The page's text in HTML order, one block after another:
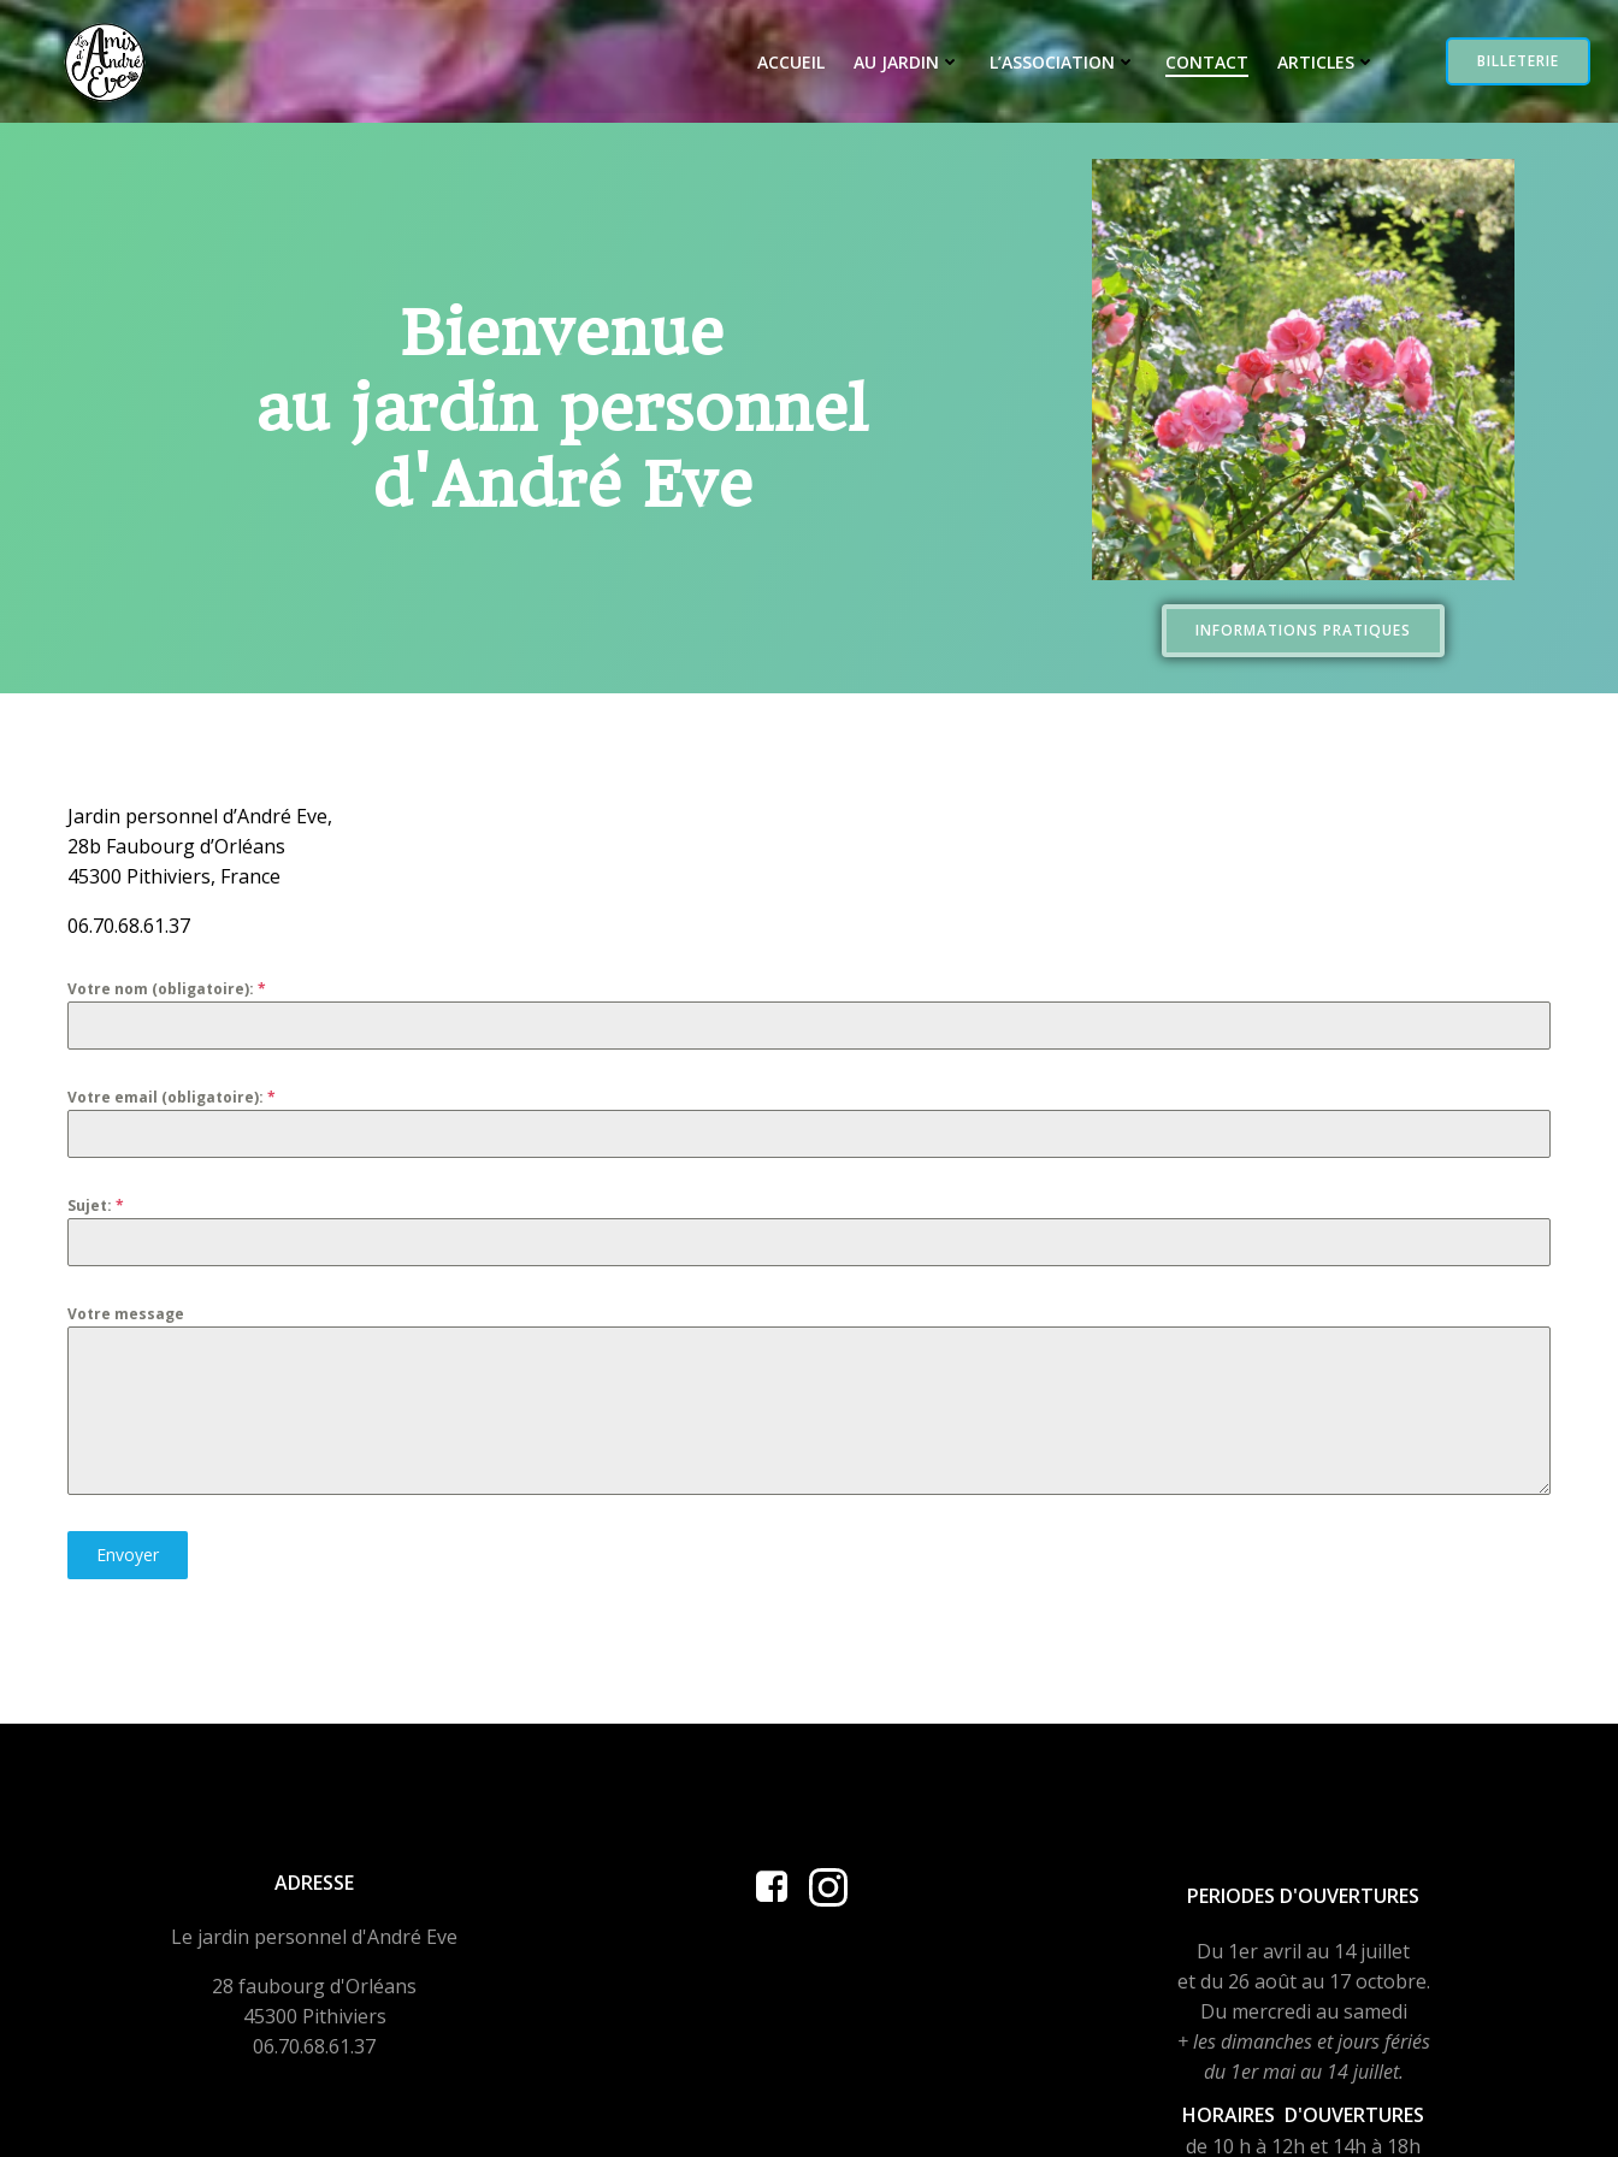
Aller
au
contenu
ACCUEIL AU JARDIN L’ASSOCIATION CONTACT ARTICLES BILLETERIE
Bienvenue
au jardin personnel
d'André Eve
INFORMATIONS PRATIQUES
Jardin personnel d’André Eve,
28b Faubourg d’Orléans
45300 Pithiviers, France
06.70.68.61.37
Votre nom (obligatoire): *
Votre email (obligatoire): *
Sujet: *
Votre message
Envoyer
ADRESSE
Le jardin personnel d'André Eve
28 faubourg d'Orléans
45300 Pithiviers
06.70.68.61.37
PERIODES D'OUVERTURES
Du 1er avril au 14 juillet
et du 26 août au 17 octobre.
Du mercredi au samedi
+ les dimanches et jours fériés
du 1er mai au 14 juillet.
HORAIRES D'OUVERTURES
de 10 h à 12h et 14h à 18h